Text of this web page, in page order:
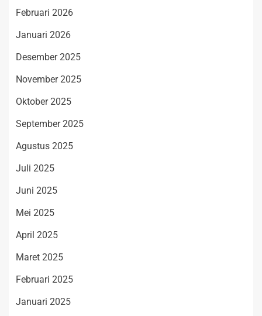
Februari 2026
Januari 2026
Desember 2025
November 2025
Oktober 2025
September 2025
Agustus 2025
Juli 2025
Juni 2025
Mei 2025
April 2025
Maret 2025
Februari 2025
Januari 2025